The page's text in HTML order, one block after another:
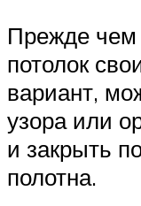
Прежде чем
потолок
вариант,
узора или
и закрыть
полотна.